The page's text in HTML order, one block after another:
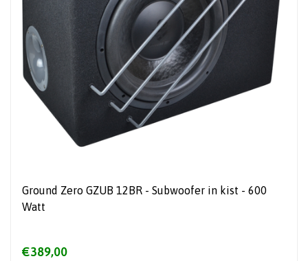
Ground Zero GZUB 12BR - Subwoofer in kist - 600
Watt
€389,00